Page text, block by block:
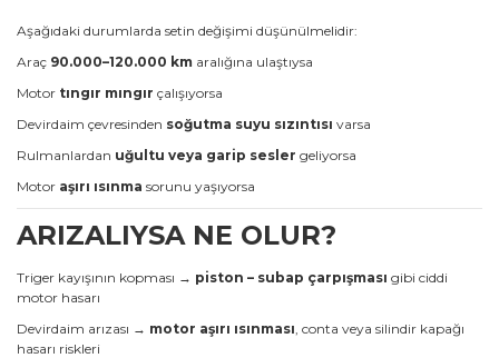
Aşağıdaki durumlarda setin değişimi düşünülmelidir:
Araç 90.000–120.000 km aralığına ulaştıysa
Motor tıngır mıngır çalışıyorsa
Devirdaim çevresinden soğutma suyu sızıntısı varsa
Rulmanlardan uğultu veya garip sesler geliyorsa
Motor aşırı ısınma sorunu yaşıyorsa
ARIZALIYSA NE OLUR?
Triger kayışının kopması → piston – subap çarpışması gibi ciddi
motor hasarı
Devirdaim arızası → motor aşırı ısınması, conta veya silindir kapağı
hasarı riskleri